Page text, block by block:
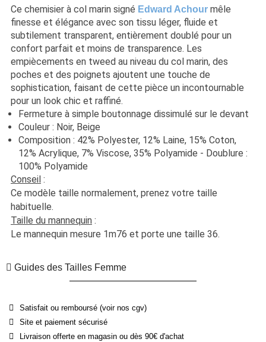
Ce chemisier à col marin signé Edward Achour mêle
finesse et élégance avec son tissu léger, fluide et
subtilement transparent, entièrement doublé pour un
confort parfait et moins de transparence. Les
empiècements en tweed au niveau du col marin, des
poches et des poignets ajoutent une touche de
sophistication, faisant de cette pièce un incontournable
pour un look chic et raffiné.
Fermeture à simple boutonnage dissimulé sur le devant
Couleur : Noir, Beige
Composition : 42% Polyester, 12% Laine, 15% Coton,
12% Acrylique, 7% Viscose, 35% Polyamide - Doublure :
100% Polyamide
Conseil :
Ce modèle taille normalement, prenez votre taille
habituelle.
Taille du mannequin :
Le mannequin mesure 1m76 et porte une taille 36.
Guides des Tailles Femme
Satisfait ou remboursé (voir nos cgv)
Site et paiement sécurisé
Livraison offerte en magasin ou dès 90€ d'achat